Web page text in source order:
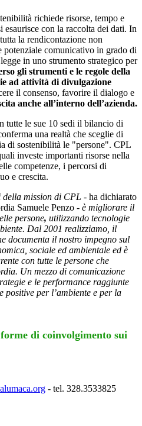
richiede risorse, tempo e
esaurisce con la raccolta dei dati. In
la rendicontazione non
potenziale comunicativo in grado di
in uno strumento strategico per
gli strumenti e le regole della
ad attività di divulgazione
il consenso, favorire il dialogo e
anche all’interno dell’azienda.
tutte le sue 10 sedi il bilancio di
una realtà che sceglie di
di sostenibilità le "persone". CPL
investe importanti risorse nella
competenze, i percorsi di
e crescita.
mission di CPL - ha dichiarato
Samuele Penzo - è migliorare il
persone, utilizzando tecnologie
Dal 2001 realizziamo, il
documenta il nostro impegno sul
sociale ed ambientale ed è
con tutte le persone che
Un mezzo di comunicazione
e le performance raggiunte
per l’ambiente e per la
di coinvolgimento sui
- tel. 328.3533825